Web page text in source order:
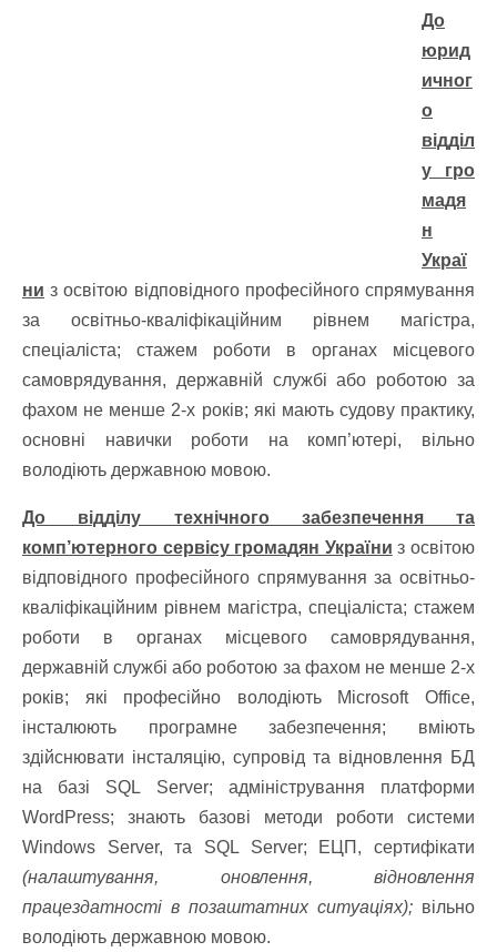
До
юрид
ичног
о
відділ
у гро
мадя
н
Украї
ни з освітою відповідного професійного спрямування
за освітньо-кваліфікаційним рівнем магістра,
спеціаліста; стажем роботи в органах місцевого
самоврядування, державній службі або роботою за
фахом не менше 2-х років; які мають судову практику,
основні навички роботи на комп’ютері, вільно
володіють державною мовою.
До відділу технічного забезпечення та
комп’ютерного сервісу громадян України з освітою
відповідного професійного спрямування за освітньо-
кваліфікаційним рівнем магістра, спеціаліста; стажем
роботи в органах місцевого самоврядування,
державній службі або роботою за фахом не менше 2-х
років; які професійно володіють Microsoft Office,
інсталюють програмне забезпечення; вміють
здійснювати інсталяцію, супровід та відновлення БД
на базі SQL Server; адміністрування платформи
WordPress; знають базові методи роботи системи
Windows Server, та SQL Server; ЕЦП, сертифікати
(налаштування, оновлення, відновлення
працездатності в позаштатних ситуаціях); вільно
володіють державною мовою.